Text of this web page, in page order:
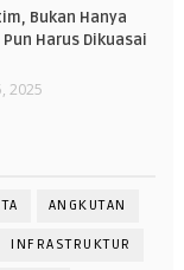
Bukan Hanya
Harus Dikuasai
2025
ANGKUTAN
INFRASTRUKTUR